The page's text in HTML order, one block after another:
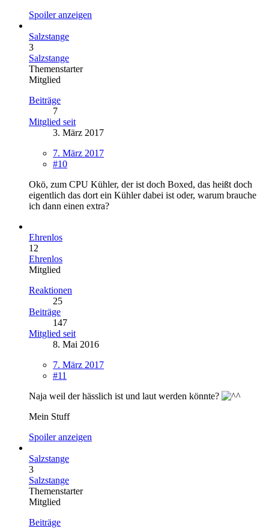
Spoiler anzeigen
Salzstange
3
Salzstange
Themenstarter
Mitglied
Beiträge
7
Mitglied seit
3. März 2017
7. März 2017
#10
Okö, zum CPU Kühler, der ist doch Boxed, das heißt doch
eigentlich das dort ein Kühler dabei ist oder, warum brauche
ich dann einen extra?
Ehrenlos
12
Ehrenlos
Mitglied
Reaktionen
25
Beiträge
147
Mitglied seit
8. Mai 2016
7. März 2017
#11
Naja weil der hässlich ist und laut werden könnte?
Mein Stuff
Spoiler anzeigen
Salzstange
3
Salzstange
Themenstarter
Mitglied
Beiträge